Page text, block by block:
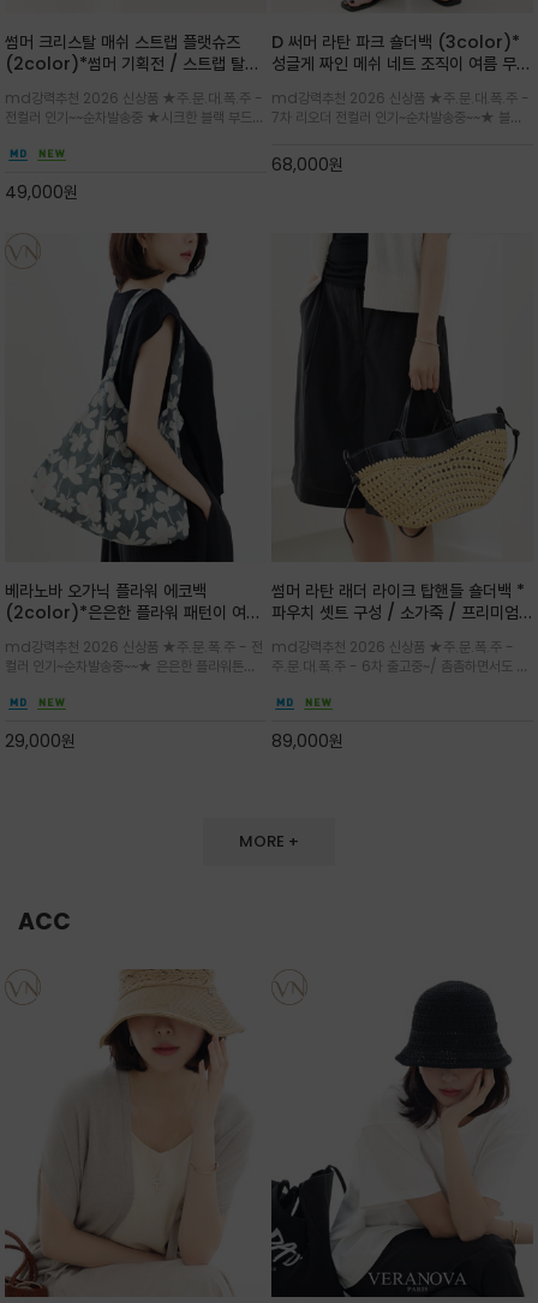
썸머 크리스탈 매쉬 스트랩 플랫슈즈
(2color)*썸머 기획전 / 스트랩 탈착
세한 메쉬 짜임 위로 은은하게 반짝이는
크리스탈 디테일을 더한 플랫슈즈
md강력추천 2026 신상품 ★주.문.대.폭.주 -
전컬러 인기~~순차발송중 ★시크한 블랙 부드러
하게 좋으며 가볍고 시원해 데일리 만능 아이템 /
49,000원
D 써머 라탄 파크 숄더백 (3color)*
성글게 짜인 메쉬 네트 조직이 여름 무드
md강력추천 2026 신상품 ★주.문.대.폭.주 -
7차 리오더 전컬러 인기~순차발송중~~★ 블랙,
라 담백하게 매치하기 좋으며, 가볍고 유연한 소
재감이 데일리 코디 완성
68,000원
베라노바 오가닉 플라워 에코백
(2color)*은은한 플라워 패턴이 여름
코백
md강력추천 2026 신상품 ★주.문.폭.주 - 전
컬러 인기~순차발송중~~★ 은은한 플라워톤이
고급스럽게 내추럴한 감성의 천연 오가닉 코튼소
해져 완성
29,000원
썸머 라탄 래더 라이크 탑핸들 숄더백 *
파우치 셋트 구성 / 소가죽 / 프리미엄
라이크 배색이 조화롭게 어우러진 탑핸
들 숄더백
md강력추천 2026 신상품 ★주.문.폭.주 -
주.문.대.폭.주 - 6차 출고중~/ 촘촘하면서도 입
만들며 부드러운 곡선의 바스켓 실루엣에 넉넉한
양한 연출이
89,000원
MORE +
ACC